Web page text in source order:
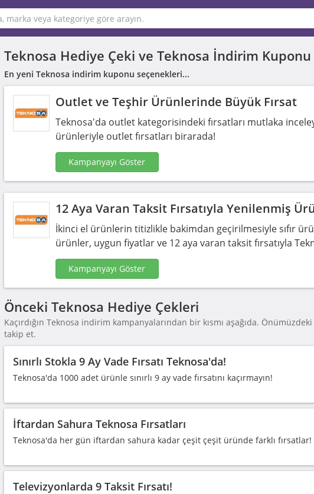
Teknosa Hediye Çeki ve Teknosa İndirim Kuponu
En yeni Teknosa indirim kuponu seçenekleri...
Outlet ve Teşhir Ürünlerinde Büyük Fırsat
Teknosa'da outlet kategorisindeki fırsatları mutlaka
ürünleriyle outlet fırsatları birarada!
Kampanyayı Göster
12 Aya Varan Taksit Fırsatıyla Yenilenmiş
İkinci el ürünlerin titizlikle bakimdan geçirilmesiyle sıfır
ürünler, uygun fiyatlar ve 12 aya varan taksit fırsatıyla
Kampanyayı Göster
Önceki Teknosa Hediye Çekleri
Kaçırdığın Teknosa indirim kampanyalarından bir kısmı aşağıda.
takip et.
Sınırlı Stokla 9 Ay Vade Fırsatı Teknosa'da!
Teknosa'da 1000 adet ürünle sınırlı 9 ay vade fırsatını kaçırmayın!
İftardan Sahura Teknosa Fırsatları
Teknosa'da her gün iftardan sahura kadar çeşit çeşit üründe farklı fırsatlar!
Televizyonlarda 9 Taksit Fırsatı!